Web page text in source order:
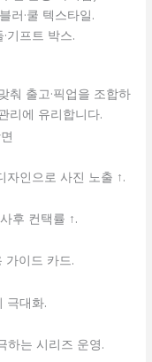
러·쿨 텍스타일.
기프트 박스.
춰 출고·픽업을 조합하
리에 유리합니다.
자인으로 사진 노출 ↑.
후 컨택률 ↑.
가이드 카드.
극대화.
하는 시리즈 운영.